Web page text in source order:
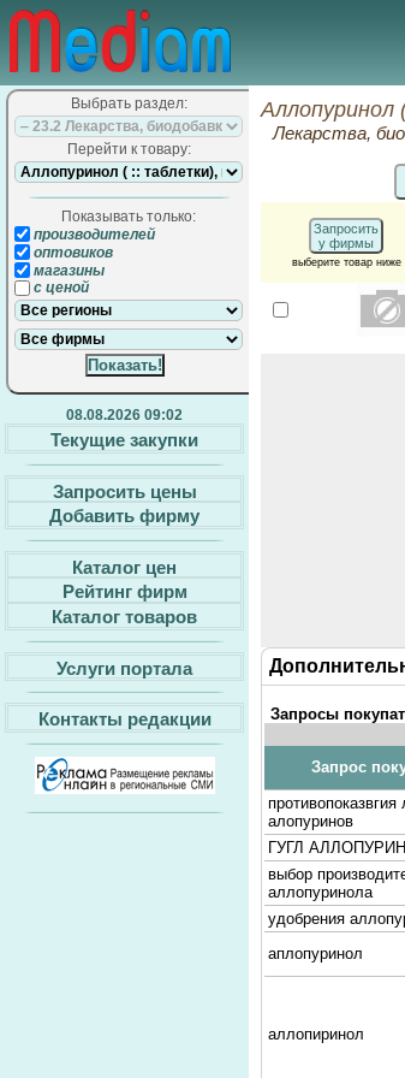
Выбрать раздел:
Перейти к товару:
Показывать только:
производителей
оптовиков
магазины
с ценой
08.08.2026 09:02
Текущие закупки
Запросить цены
Добавить фирму
Каталог цен
Рейтинг фирм
Каталог товаров
Услуги портала
Контакты редакции
Лекарства,
Запросить
у фирмы
выберите товар ниже
Запросы
Запрос
противопоказвгия
алопуринов
ГУГЛ
выбор
аллопуринола
удобрения
аплопуринол
аллопиринол